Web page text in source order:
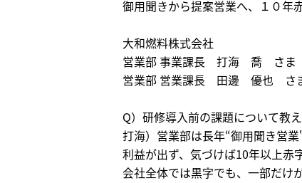
御用聞きから提案営業へ、１０年
大和燃料株式会社
営業部 事業課長 打海 喬 さま
営業部 営業課長 田邊 優也 さ
Q）研修導入前の課題について教
打海）営業部は長年“御用聞き営
利益が出ず、気づけば10年以上赤
会社全体では黒字でも、一部だけ